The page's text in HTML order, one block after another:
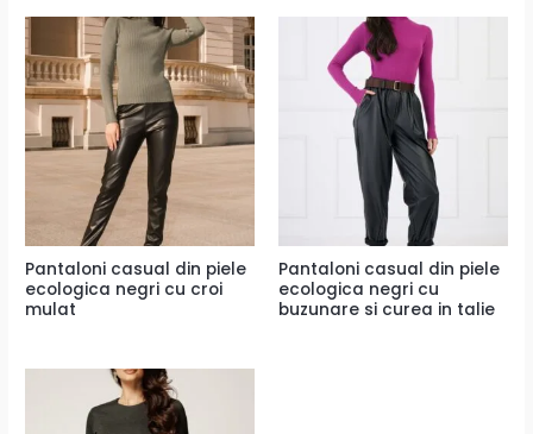
Pantaloni casual din piele
ecologica negri cu croi
mulat
Pantaloni casual din piele
ecologica negri cu
buzunare si curea in talie